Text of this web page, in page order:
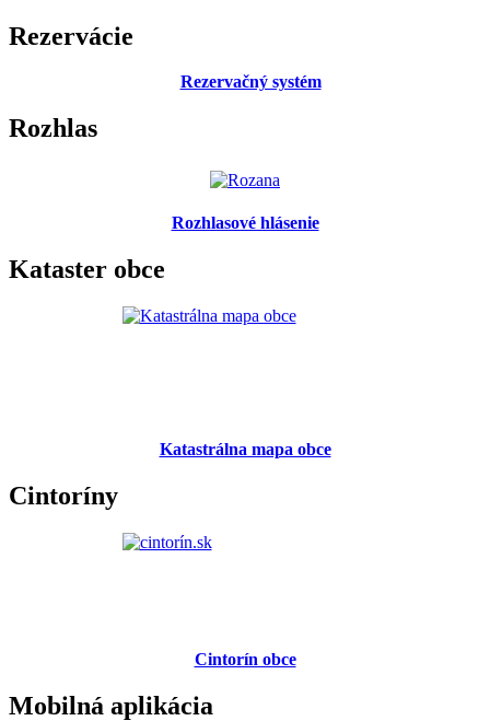
Rezervácie
Rezervačný systém
Rozhlas
Rozhlasové hlásenie
Kataster obce
Katastrálna mapa obce
Cintoríny
Cintorín obce
Mobilná aplikácia